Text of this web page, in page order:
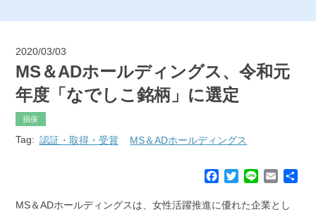
2020/03/03
MS＆ADホールディングス、令和元
年度「なでしこ銘柄」に選定
損保
Tag: 認証・取得・受賞 MS＆ADホールディングス
c
T
i
n
E
a
MS＆ADホールディングスは、女性活躍推進に優れた企業とし